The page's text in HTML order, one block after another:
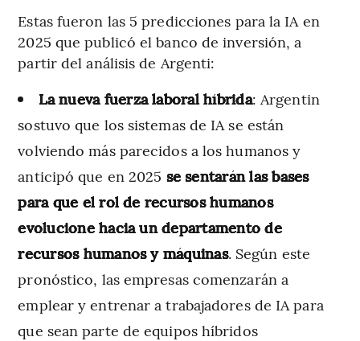
Estas fueron las 5 predicciones para la IA en
2025 que publicó el banco de inversión, a
partir del análisis de Argenti:
La nueva fuerza laboral híbrida: Argentin
sostuvo que los sistemas de IA se están
volviendo más parecidos a los humanos y
anticipó que en 2025 se sentarán las bases
para que el rol de recursos humanos
evolucione hacia un departamento de
recursos humanos y máquinas. Según este
pronóstico, las empresas comenzarán a
emplear y entrenar a trabajadores de IA para
que sean parte de equipos híbridos